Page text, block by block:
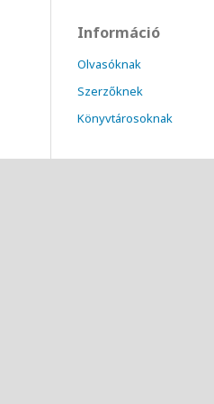
Információ
Olvasóknak
Szerzőknek
Könyvtárosoknak